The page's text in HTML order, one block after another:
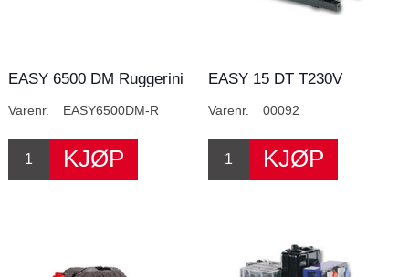
EASY 6500 DM Ruggerini
Varenr. EASY6500DM-R
EASY 15 DT T230V
Varenr. 00092